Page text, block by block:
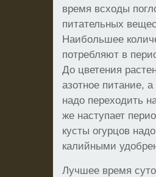
время всходы
питательных
Наибольшее
потребляют в
До цветения
азотное питание, а
надо переходить
же наступает
кусты огурцов
калийными
Лучшее время